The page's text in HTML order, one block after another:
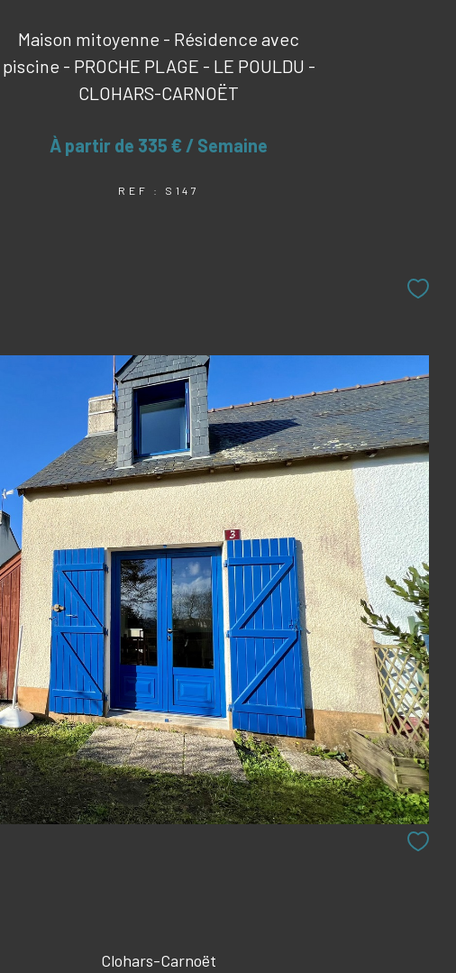
Maison mitoyenne - Résidence avec
piscine - PROCHE PLAGE - LE POULDU -
CLOHARS-CARNOËT
À partir de 335 € / Semaine
REF : S147
Clohars-Carnoët